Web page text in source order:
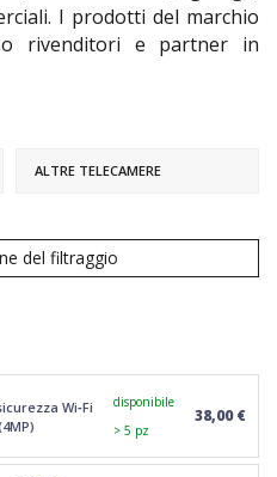
I prodotti del marchio
rivenditori e partner in
ALTRE TELECAMERE
del filtraggio
Wi‑Fi
disponibile
> 5 pz
38,00 €